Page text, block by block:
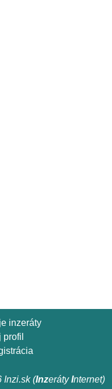
inzeráty
profil
Inzi.sk (InzerátyInternet)